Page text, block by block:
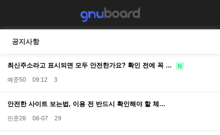
공지사항
최신주소라고 표시되면 모두 안전한가요? 확인 전에 꼭 … N
예준50 09:12 3
안전한 사이트 보는법, 이용 전 반드시 확인해야 할 체…
민준28 08-07 29